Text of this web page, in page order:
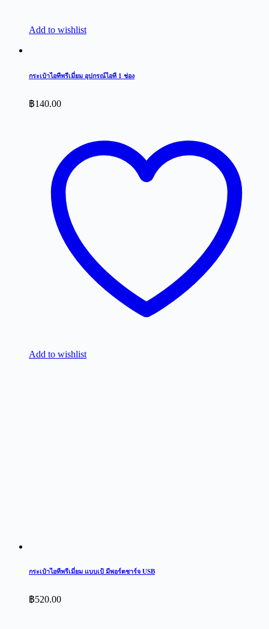
Add to wishlist
กระเป๋าไอทีพรีเมี่ยม อุปกรณ์ไอที 1 ช่อง
฿140.00
Add to wishlist
กระเป๋าไอทีพรีเมี่ยม แบบเป้ มีพอร์ตชาร์จ USB
฿520.00